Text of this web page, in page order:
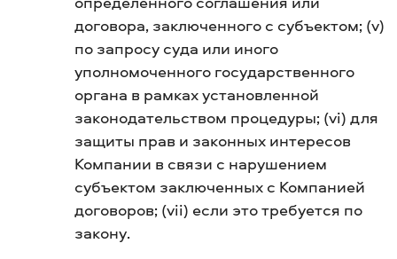
договора, заключенного с субъектом; (v)
по запросу суда или иного
уполномоченного государственного
органа в рамках установленной
законодательством процедуры; (vi) для
защиты прав и законных интересов
Компании в связи с нарушением
субъектом заключенных с Компанией
договоров; (vii) если это требуется по
закону.